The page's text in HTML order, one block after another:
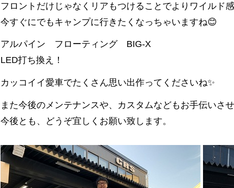
フロントだけじゃなくリアもつけることでよりワイルド
今すぐにでもキャンプに行きたくなっちゃいますね😊
アルパイン フローティング BIG-X
LED打ち換え！
カッコイイ愛車でたくさん思い出作ってくださいね✨
また今後のメンテナンスや、カスタムなどもお手伝いさ
今後とも、どうぞ宜しくお願い致します。